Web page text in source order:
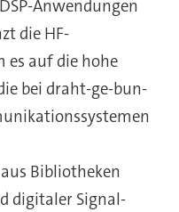
Anwendungen
die HF-
es auf die hohe
bei draht-ge-bun-
Bibliotheken
digitaler Signal-